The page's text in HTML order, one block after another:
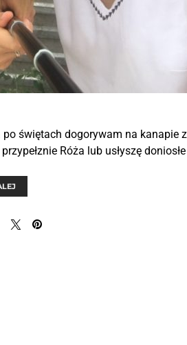
świętach dogorywam na kanapie
Róża lub usłyszę